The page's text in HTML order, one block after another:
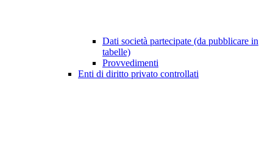
Dati società partecipate (da pubblicare in
tabelle)
Provvedimenti
Enti di diritto privato controllati